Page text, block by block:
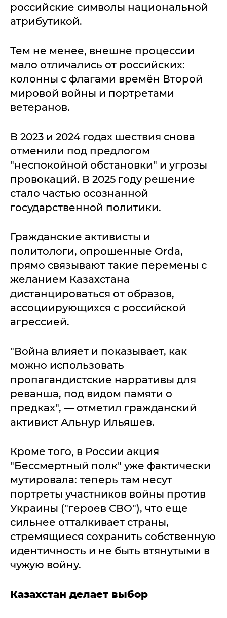
российские символы национальной
атрибутикой.
Тем не менее, внешне процессии
мало отличались от российских:
колонны с флагами времён Второй
мировой войны и портретами
ветеранов.
В 2023 и 2024 годах шествия снова
отменили под предлогом
"неспокойной обстановки" и угрозы
провокаций. В 2025 году решение
стало частью осознанной
государственной политики.
Гражданские активисты и
политологи, опрошенные Orda,
прямо связывают такие перемены с
желанием Казахстана
дистанцироваться от образов,
ассоциирующихся с российской
агрессией.
"Война влияет и показывает, как
можно использовать
пропагандистские нарративы для
реванша, под видом памяти о
предках", — отметил гражданский
активист Альнур Ильяшев.
Кроме того, в России акция
"Бессмертный полк" уже фактически
мутировала: теперь там несут
портреты участников войны против
Украины ("героев СВО"), что еще
сильнее отталкивает страны,
стремящиеся сохранить собственную
идентичность и не быть втянутыми в
чужую войну.
Казахстан делает выбор